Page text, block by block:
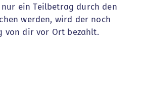
ein Teilbetrag durch den
werden, wird der noch
von dir vor Ort bezahlt.